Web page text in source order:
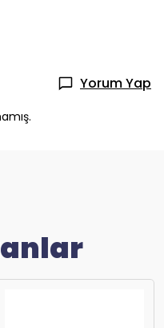
Yorum Yap